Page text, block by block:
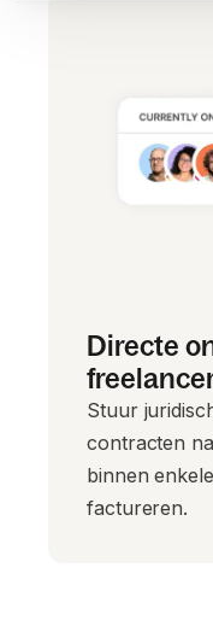
Directe
Stuur
contracten
binnen
factureren.